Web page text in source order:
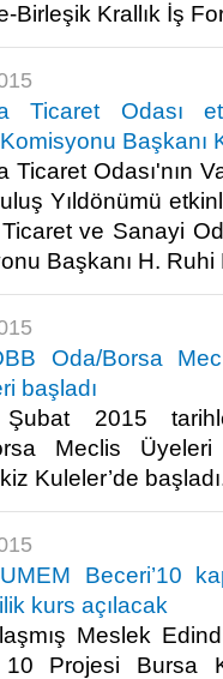
Birleşik Krallık İş
Ticaret Odası
Başkanı
Ticaret Odası'nın
Yıldönümü
ve Sanayi
Başkanı H. Ruhi
Oda/Borsa
başladı
2015
Meclis Üyeleri
Kuleler’de
Beceri’10
kurs açılacak
Meslek
Projesi Bursa